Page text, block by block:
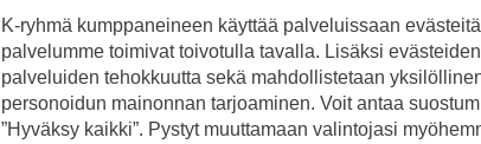
K-ryhmä kumppaneineen käyttää palveluissaan
palvelumme toimivat toivotulla tavalla. Lisäksi
palveluiden tehokkuutta sekä mahdollistetaan
personoidun mainonnan tarjoaminen. Voit antaa
”Hyväksy kaikki”. Pystyt muuttamaan valintojasi